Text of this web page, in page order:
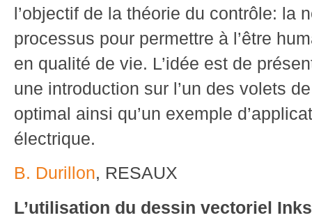
l’objectif de la théorie du contrôle: la
processus pour permettre à l’être
en qualité de vie. L’idée est de
une introduction sur l’un des volets
optimal ainsi qu’un exemple
électrique.
B. Durillon, RESAUX
L’utilisation du dessin vectoriel